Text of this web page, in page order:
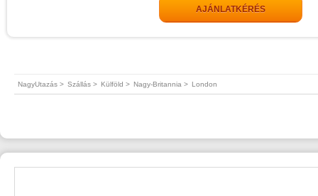
AJÁNLATKÉRÉS
NagyUtazás > Szállás > Külföld > Nagy-Britannia > London